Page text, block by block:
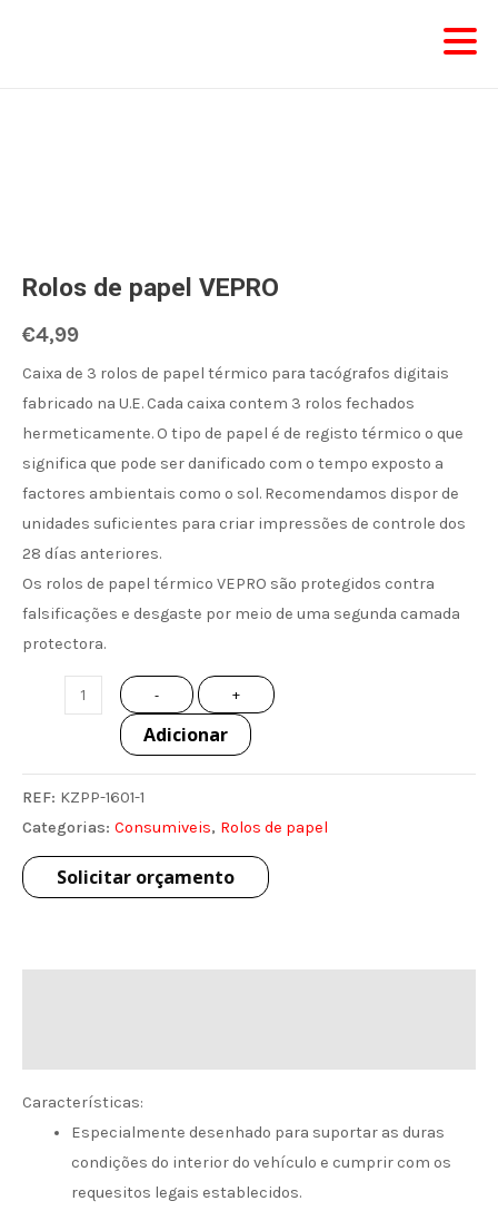
Rolos de papel VEPRO
€4,99
Caixa de 3 rolos de papel térmico para tacógrafos digitais
fabricado na U.E. Cada caixa contem 3 rolos fechados
hermeticamente. O tipo de papel é de registo térmico o que
significa que pode ser danificado com o tempo exposto a
factores ambientais como o sol. Recomendamos dispor de
unidades suficientes para criar impressões de controle dos
28 días anteriores.
Os rolos de papel térmico VEPRO são protegidos contra
falsificações e desgaste por meio de uma segunda camada
protectora.
Rolos
VEPRO
- +
Adicionar
REF: KZPP-1601-1
Categorias: Consumiveis, Rolos de papel
Solicitar orçamento
Características:
Especialmente desenhado para suportar as duras
condições do interior do vehículo e cumprir com os
requesitos legais establecidos.